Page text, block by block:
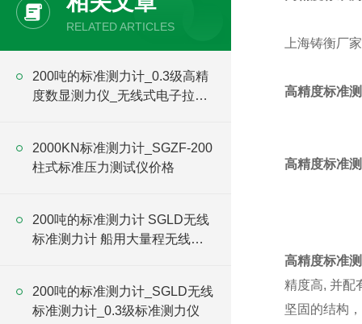
RELATED ARTICLES
200吨的标准测力计_0.3级高精
度数显测力仪_无线式电子拉力
2000KN标准测力计_SGZF-200
柱式标准压力测试仪价格
200吨的标准测力计 SGLD无线
标准测力计 船用大量程无线拉
200吨的标准测力计_SGLD无线
标准测力计_0.3级标准测力仪
上海铸衡厂
高精度标准
高精度标准
高精度标准
精度高, 并配
坚固的结构